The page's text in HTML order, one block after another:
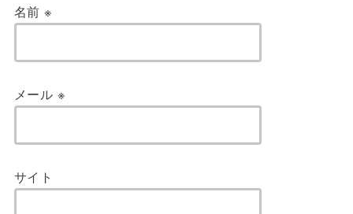
名前※
メール ※
サイト